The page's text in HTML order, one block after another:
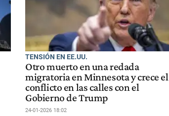
TENSIÓN EN EE.UU.
Otro muerto en una redada
migratoria en Minnesota y crece el
conflicto en las calles con el
Gobierno de Trump
24-01-2026 18:02